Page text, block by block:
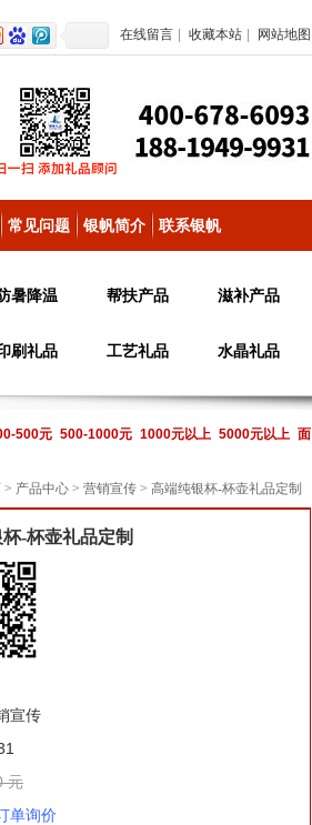
在线留言 收藏本站 网站地图
常见问题 银帆简介 联系银帆
暑降温 帮扶产品 滋补产品
刷礼品 工艺礼品 水晶礼品
500元 500-1000元 1000元以上 5000元以上 面
> 产品中心 > 营销宣传 > 高端纯银杯-杯壶礼品定制
-杯壶礼品定制
宣传
元
单询价